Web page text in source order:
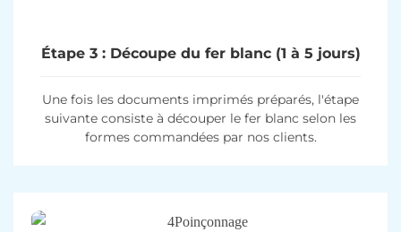
Étape 3 : Découpe du fer blanc (1 à 5 jours)
Une fois les documents imprimés préparés, l'étape
suivante consiste à découper le fer blanc selon les
formes commandées par nos clients.